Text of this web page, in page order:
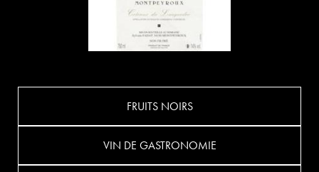
FRUITS NOIRS
VIN DE GASTRONOMIE